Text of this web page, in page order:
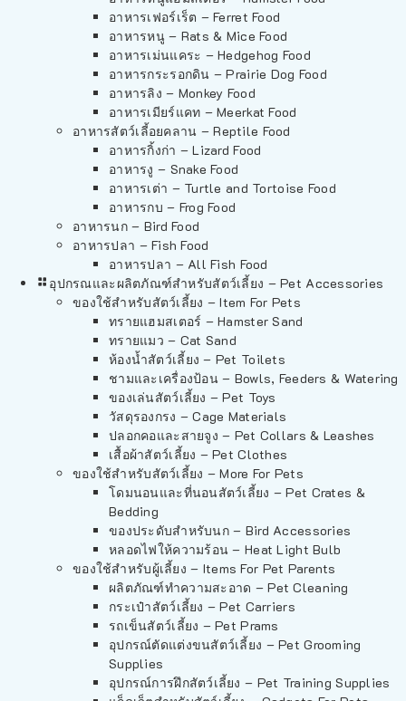
อาหารเฟอร์เร็ต – Ferret Food
อาหารหนู – Rats & Mice Food
อาหารเม่นแคระ – Hedgehog Food
อาหารกระรอกดิน – Prairie Dog Food
อาหารลิง – Monkey Food
อาหารเมียร์แคท – Meerkat Food
อาหารสัตว์เลี้อยคลาน – Reptile Food
อาหารกิ้งก่า – Lizard Food
อาหารงู – Snake Food
อาหารเต่า – Turtle and Tortoise Food
อาหารกบ – Frog Food
อาหารนก – Bird Food
อาหารปลา – Fish Food
อาหารปลา – All Fish Food
อุปกรณและผลิตภัณฑ์สำหรับสัตว์เลี้ยง – Pet Accessories
ของใช้สำหรับสัตว์เลี้ยง – Item For Pets
ทรายแฮมสเตอร์ – Hamster Sand
ทรายแมว – Cat Sand
ห้องน้ำสัตว์เลี้ยง – Pet Toilets
ชามและเครื่องป้อน – Bowls, Feeders & Watering
ของเล่นสัตว์เลี้ยง – Pet Toys
วัสดุรองกรง – Cage Materials
ปลอกคอและสายจูง – Pet Collars & Leashes
เสื้อผ้าสัตว์เลี้ยง – Pet Clothes
ของใช้สำหรับสัตว์เลี้ยง – More For Pets
โดมนอนและที่นอนสัตว์เลี้ยง – Pet Crates &
Bedding
ของประดับสำหรับนก – Bird Accessories
หลอดไฟให้ความร้อน – Heat Light Bulb
ของใช้สำหรับผู้เลี้ยง – Items For Pet Parents
ผลิตภัณฑ์ทำความสะอาด – Pet Cleaning
กระเป๋าสัตว์เลี้ยง – Pet Carriers
รถเข็นสัตว์เลี้ยง – Pet Prams
อุปกรณ์ตัดแต่งขนสัตว์เลี้ยง – Pet Grooming
Supplies
อุปกรณ์การฝึกสัตว์เลี้ยง – Pet Training Supplies